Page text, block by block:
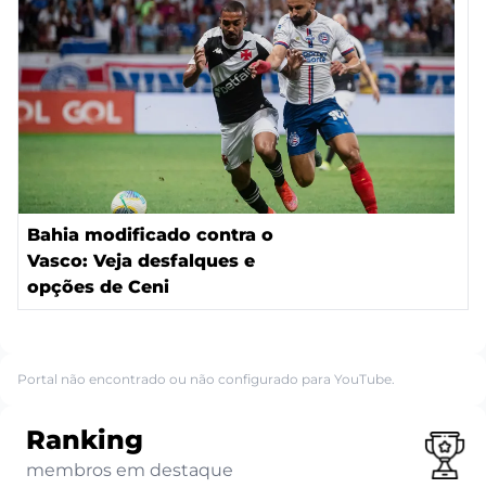
Bahia modificado contra o
Vasco: Veja desfalques e
opções de Ceni
Portal não encontrado ou não configurado para YouTube.
Ranking
membros em destaque